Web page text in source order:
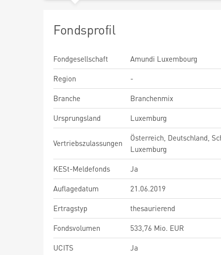
Fondsprofil
Fondgesellschaft
Amundi Luxembourg
Region
-
Branche
Branchenmix
Ursprungsland
Luxemburg
Vertriebszulassungen
Österreich, Deutschland,
Luxemburg
KESt-Meldefonds
Ja
Auflagedatum
21.06.2019
Ertragstyp
thesaurierend
Fondsvolumen
533,76 Mio. EUR
UCITS
Ja